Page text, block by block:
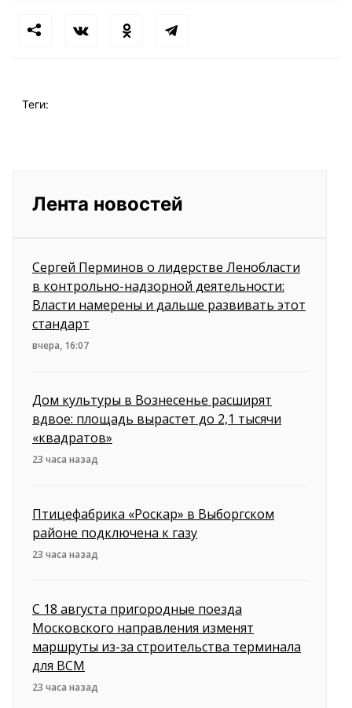
Теги:
Лента новостей
Сергей Перминов о лидерстве Ленобласти
в контрольно-надзорной деятельности:
Власти намерены и дальше развивать этот
стандарт
вчера, 16:07
Дом культуры в Вознесенье расширят
вдвое: площадь вырастет до 2,1 тысячи
«квадратов»
23 часа назад
Птицефабрика «Роскар» в Выборгском
районе подключена к газу
23 часа назад
С 18 августа пригородные поезда
Московского направления изменят
маршруты из-за строительства терминала
для ВСМ
23 часа назад